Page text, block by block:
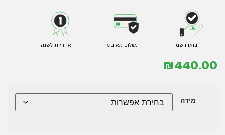
יבואן רשמי תשלום מאובטח אחריות לשנה
₪440.00
מידה